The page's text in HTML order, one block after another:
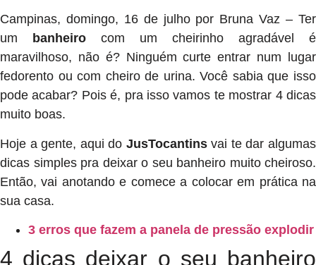
Campinas, domingo, 16 de julho por Bruna Vaz – Ter
um
banheiro com um cheirinho agradável é
maravilhoso, não é? Ninguém curte entrar num lugar
fedorento ou com cheiro de urina. Você sabia que isso
pode acabar? Pois é, pra isso vamos te mostrar 4 dicas
muito boas.
Hoje a gente, aqui do JusTocantinsvai te dar algumas
dicas simples pra deixar o seu banheiro muito cheiroso.
Então, vai anotando e comece a colocar em prática na
sua casa.
3 erros que fazem a panela de pressão explodir
4 dicas deixar o seu banheiro